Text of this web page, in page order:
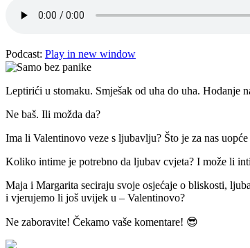
Podcast: Play in new window
Leptirići u stomaku. Smješak od uha do uha. Hodanje
Ne baš. Ili možda da?
Ima li Valentinovo veze s ljubavlju? Što je za nas
Koliko intime je potrebno da ljubav cvjeta? I može li
Maja i Margarita seciraju svoje osjećaje o bliskosti,
i vjerujemo li još uvijek u – Valentinovo?
Ne zaboravite! Čekamo vaše komentare! 😎